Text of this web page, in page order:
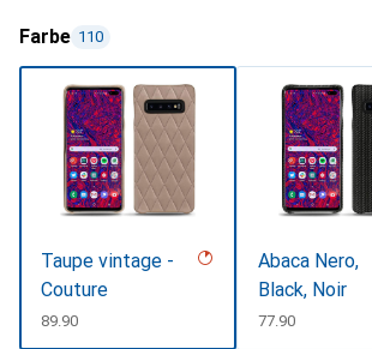
Farbe 110
Taupe vintage -
Couture
CHF
89.90
Abaca Nero,
Black, Noir
CHF
77.90